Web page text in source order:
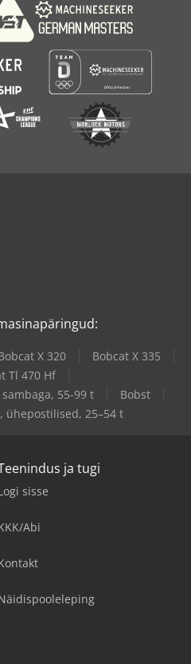
X 320
Bobcat X 335
Tl 470 Hf
55-99 t
Bobst
ühepostilised, 25–54 t
ja tugi
sisse
Abi